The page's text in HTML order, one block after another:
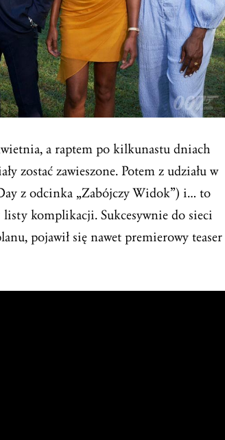
a raptem po kilkunastu dniach
zostać zawieszone. Potem z udziału w
z odcinka „Zabójczy Widok”) i… to
komplikacji. Sukcesywnie do sieci
pojawił się nawet premierowy teaser